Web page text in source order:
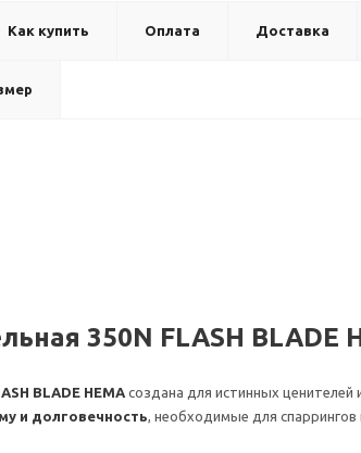
Как купить Оплата Доставка
350N FLASH BLADE
BLADE HEMA создана для истинных ценителей
и долговечность, необходимые для